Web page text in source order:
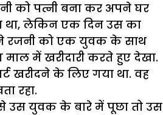
को पत्नी बना कर अपने घर
था, लेकिन एक दिन उस का
रजनी को एक युवक के साथ
माल में खरीदारी करते हुए देखा.
खरीदने के लिए गया था. वह
रहा.
उस युवक के बारे में पूछा तो उस